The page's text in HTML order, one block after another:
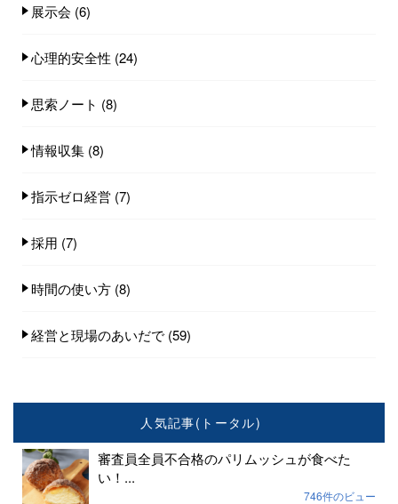
展示会 (6)
心理的安全性 (24)
思索ノート (8)
情報収集 (8)
指示ゼロ経営 (7)
採用 (7)
時間の使い方 (8)
経営と現場のあいだで (59)
人気記事(トータル)
審査員全員不合格のパリムッシュが食べた
い！...
746件のビュー